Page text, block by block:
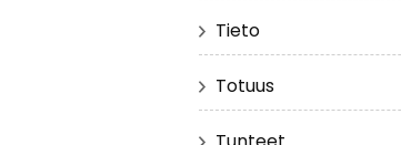
Tieto
Totuus